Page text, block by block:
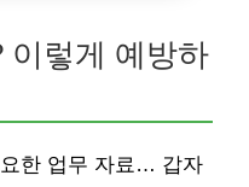
이렇게 예방하
한 업무 자료… 갑자